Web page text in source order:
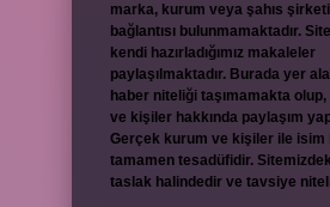
marka, kurum veya şahıs
bağlantısı bulunmamaktadır.
kendi hazırladığımız makaleler
paylaşılmaktadır. Burada yer
haber niteliği taşımamakta
ve kişiler hakkında paylaşım
Gerçek kurum ve kişiler ile isim
tamamen tesadüfidir.
taslak halindedir ve tavsiye